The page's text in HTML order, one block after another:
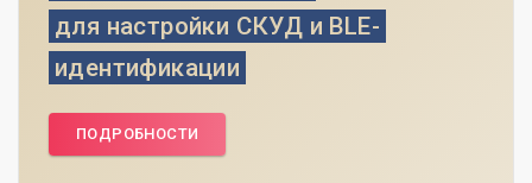
для настройки СКУД и BLE-
идентификации
ПОДРОБНОСТИ